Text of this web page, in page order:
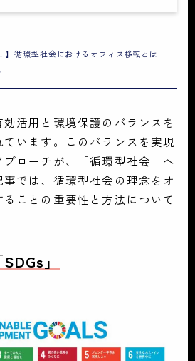
】循環型社会におけるオフィス移転とは
活用と環境保護のバランスを
います。このバランスを実現
ローチが、「循環型社会」へ
では、循環型社会の理念をオ
ことの重要性と方法について
」